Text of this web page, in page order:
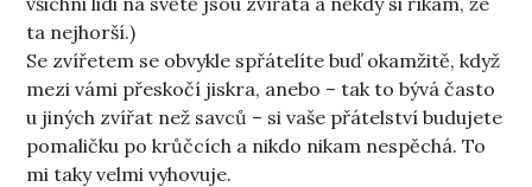
ta nejhorší.)
Se zvířetem se obvykle spřátelíte buď okamžitě, když
mezi vámi přeskočí jiskra, anebo – tak to bývá často
u jiných zvířat než savců – si vaše přátelství budujete
pomaličku po krůčcích a nikdo nikam nespěchá. To
mi taky velmi vyhovuje.